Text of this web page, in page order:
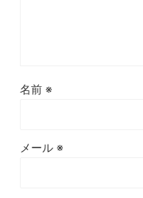
名前 ※
メール ※